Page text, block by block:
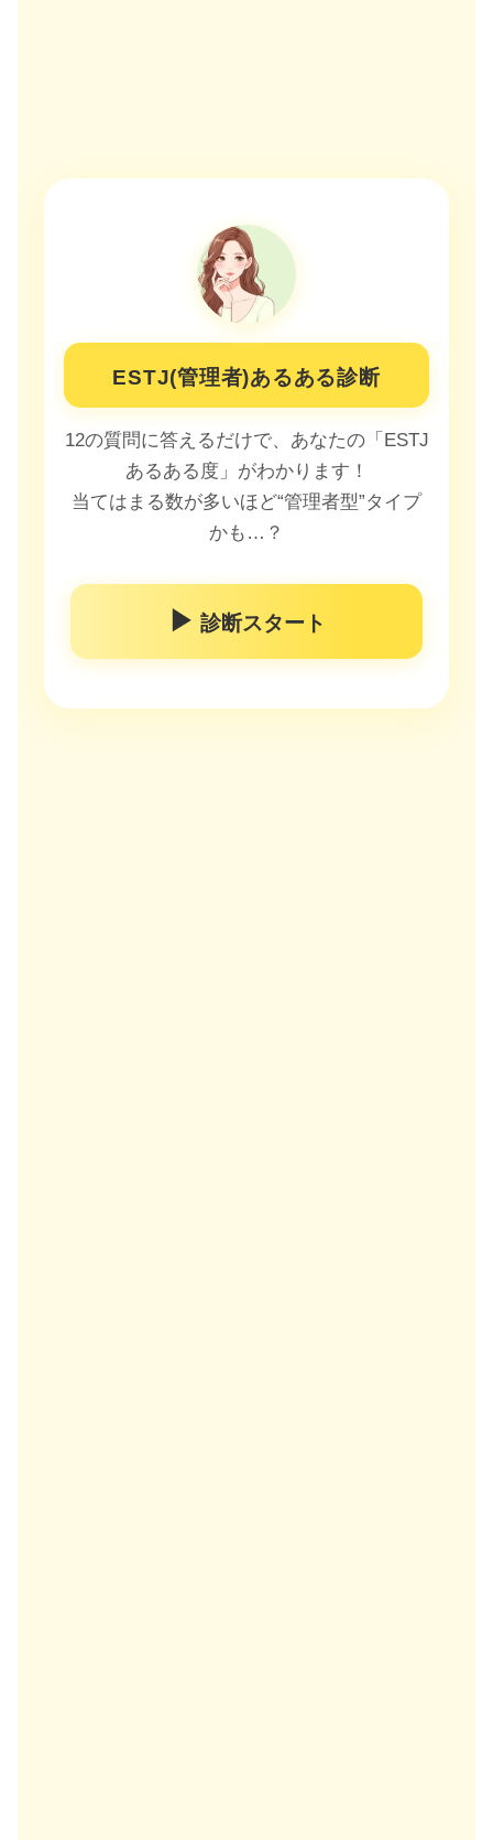
ESTJ(管理者)あるある診断
12の質問に答えるだけで、あなたの「ESTJ
あるある度」がわかります！
当てはまる数が多いほど“管理者型”タイプ
かも…？
▶ 診断スタート